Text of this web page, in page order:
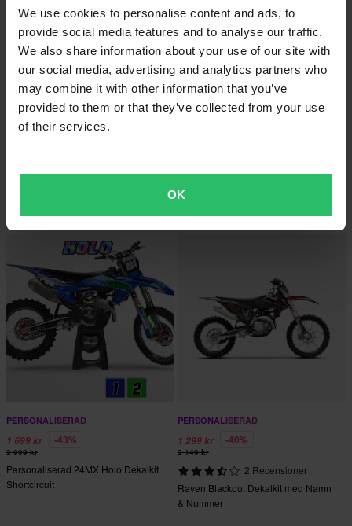
We use cookies to personalise content and ads, to
provide social media features and to analyse our traffic.
We also share information about your use of our site with
our social media, advertising and analytics partners who
may combine it with other information that you’ve
provided to them or that they’ve collected from your use
of their services.
OK
PERSONALISERAD
Komplett Dekalkit Snow Camo och
9 Recensioner
Komplett PRO KIT Dekalkit och
PERSONALISERAD
1 699 kr -43%
2 999 kr
Personaliserad 24MX Holo Dekalkit
Shortcircuit
PERSONALISERAD
1 299 kr -40%
2 149 kr
2 Recensioner
Raven Blackout Dekalkit med Namn
& Nummer